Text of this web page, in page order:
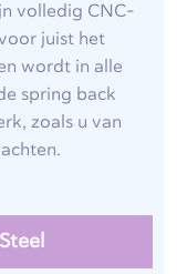
volledig CNC-
juist het
wordt in alle
spring back
zoals u van